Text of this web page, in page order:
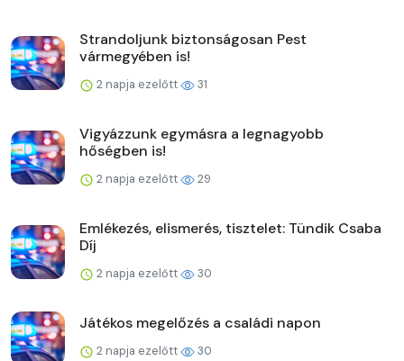
Strandoljunk biztonságosan Pest
vármegyében is!
2 napja ezelőtt 31
Vigyázzunk egymásra a legnagyobb
hőségben is!
2 napja ezelőtt 29
Emlékezés, elismerés, tisztelet: Tündik Csaba
Díj
2 napja ezelőtt 30
Játékos megelőzés a családi napon
2 napja ezelőtt 30